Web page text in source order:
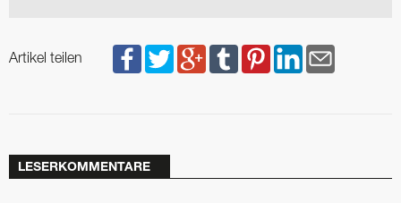
Artikel teilen
LESERKOMMENTARE